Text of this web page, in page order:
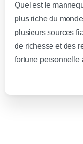
Quel est le
plus riche du
plusieurs sources
de richesse et des
fortune personnelle